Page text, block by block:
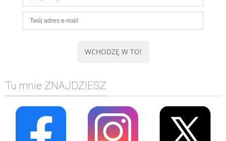
Tu mnie ZNAJDZIESZ